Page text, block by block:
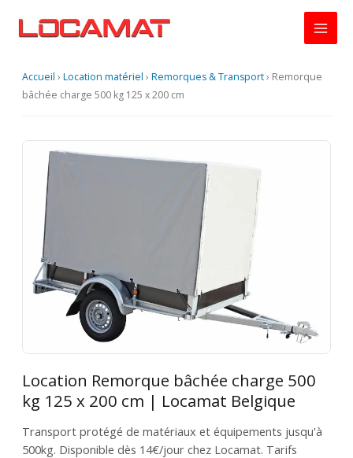
Accueil › Location matériel › Remorques & Transport› Remorque
bâchée charge 500 kg 125 x 200 cm
Location Remorque bâchée charge 500
kg 125 x 200 cm | Locamat Belgique
Transport protégé de matériaux et équipements jusqu'à
500kg. Disponible dès 14€/jour chez Locamat. Tarifs